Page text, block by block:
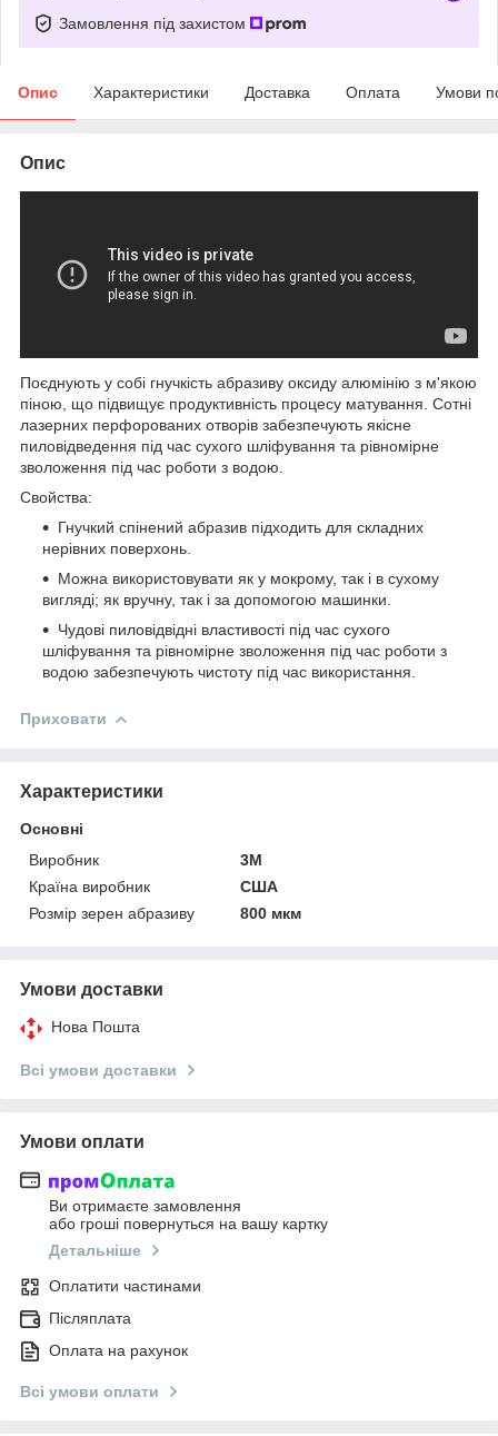
Замовлення під захистом
Опис Характеристики Доставка Оплата Умови
Опис
Поєднують у собі гнучкість абразиву оксиду алюмінію з м'якою
піною, що підвищує продуктивність процесу матування. Сотні
лазерних перфорованих отворів забезпечують якісне
пиловідведення під час сухого шліфування та рівномірне
зволоження під час роботи з водою.
Свойства:
Гнучкий спінений абразив підходить для складних
нерівних поверхонь.
Можна використовувати як у мокрому, так і в сухому
вигляді; як вручну, так і за допомогою машинки.
Чудові пиловідвідні властивості під час сухого
шліфування та рівномірне зволоження під час роботи з
водою забезпечують чистоту під час використання.
Приховати
Характеристики
Основні
Виробник
3М
Країна виробник
США
Розмір зерен абразиву
800 мкм
Умови доставки
Нова Пошта
Всі умови доставки
Умови оплати
Ви отримаєте замовлення
або гроші повернуться на вашу картку
Детальніше
Оплатити частинами
Післяплата
Оплата на рахунок
Всі умови оплати